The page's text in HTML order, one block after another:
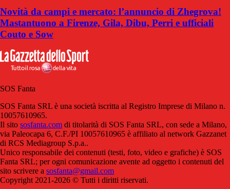
Novità da campi e mercato: l’annuncio di Zhegrova!
Mastantuono a Firenze, Gila, Dibu, Perri e ufficiali
Couto e Sow
SOS Fanta
SOS Fanta SRL è una società iscritta al Registro Imprese di Milano n.
10057610965.
Il sito sosfanta.com di titolarità di SOS Fanta SRL, con sede a Milano,
via Paleocapa 6, C.F./PI 10057610965 è affiliato al network Gazzanet
di RCS Mediagroup S.p.a..
Unico responsabile dei contenuti (testi, foto, video e grafiche) è SOS
Fanta SRL; per ogni comunicazione avente ad oggetto i contenuti del
sito scrivere a sosfanta@gmail.com
Copyright 2021-2026 © Tutti i diritti riservati.